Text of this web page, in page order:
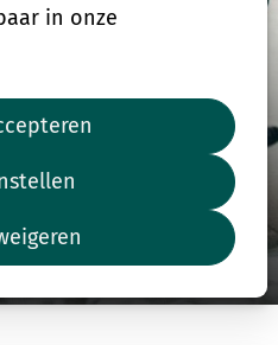
in onze